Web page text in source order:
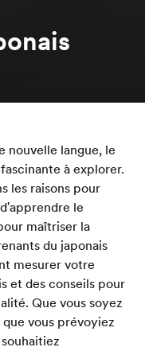
nouvelle langue, le
à explorer.
les raisons pour
le
maîtriser la
du japonais
mesurer votre
et des conseils pour
Que vous soyez
vous prévoyiez